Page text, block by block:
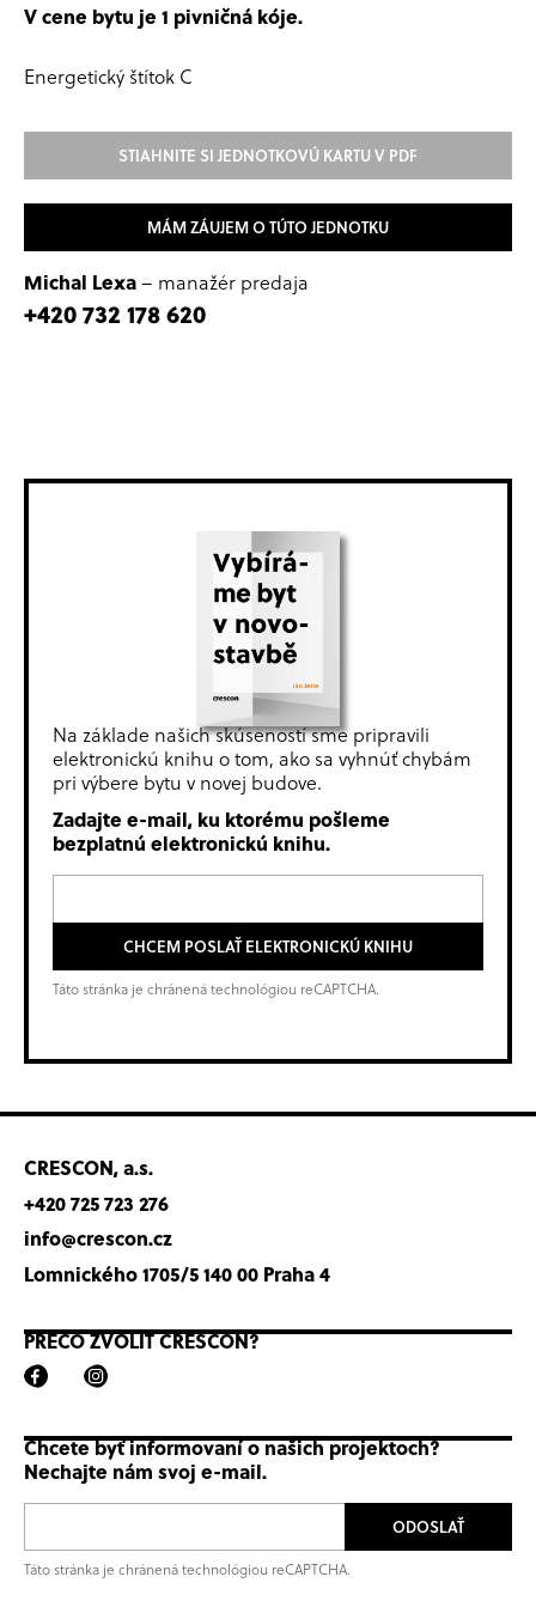
V cene bytu je 1 pivničná kóje.
Energetický štítok C
STIAHNITE SI JEDNOTKOVÚ KARTU V PDF
MÁM ZÁUJEM O TÚTO JEDNOTKU
Michal Lexa– manažér predaja
+420 732 178 620
Na základe našich skúseností sme pripravili
elektronickú knihu o tom, ako sa vyhnúť chybám
pri výbere bytu v novej budove.
Zadajte e-mail, ku ktorému pošleme
bezplatnú elektronickú knihu.
CHCEM POSLAŤ ELEKTRONICKÚ KNIHU
Táto stránka je chránená technológiou reCAPTCHA.
CRESCON, a.s.
+420 725 723 276
info@crescon.cz
Lomnického 1705/5 140 00 Praha 4
PREČO ZVOLIŤ CRESCON?
Chcete byť informovaní o našich projektoch?
Nechajte nám svoj e-mail.
ODOSLAŤ
Táto stránka je chránená technológiou reCAPTCHA.